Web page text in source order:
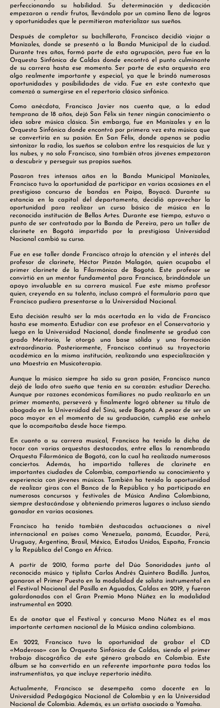
perfeccionando su habilidad. Su determinación y dedicación
empezaron a rendir frutos, llevándolo por un camino lleno de logros
y oportunidades que le permitieron materializar sus sueños.
Después de completar su bachillerato, Francisco decidió viajar a
Manizales, donde se presentó a la Banda Municipal de la ciudad.
Durante tres años, formó parte de esta agrupación, pero fue en la
Orquesta Sinfónica de Caldas donde encontró el punto culminante
de su carrera hasta ese momento. Ser parte de esta orquesta era
algo realmente importante y especial, ya que le brindó numerosas
oportunidades y posibilidades de vida. Fue en este contexto que
comenzó a sumergirse en el repertorio clásico sinfónico.
Como anécdota, Francisco Javier nos cuenta que, a la edad
temprana de 18 años, dejó San Félix sin tener ningún conocimiento o
idea sobre música clásica. Sin embargo, fue en Manizales y en la
Orquesta Sinfónica donde encontró por primera vez esta música que
se convertiría en su pasión. En San Félix, donde apenas se podía
sintonizar la radio, los sueños se colaban entre los resquicios de luz y
las nubes, y no solo Francisco, sino también otros jóvenes empezaron
a descubrir y perseguir sus propios sueños.
Pasaron tres intensos años en la Banda Municipal Manizales,
Francisco tuvo la oportunidad de participar en varias ocasiones en el
prestigioso concurso de bandas en Paipa, Boyacá. Durante su
estancia en la capital del departamento, decidió aprovechar la
oportunidad para realizar un curso básico de música en la
reconocida institución de Bellas Artes. Durante ese tiempo, estuvo a
punto de ser contratado por la Banda de Pereira, pero un taller de
clarinete en Bogotá impartido por la prestigiosa Universidad
Nacional cambió su curso.
Fue en ese taller donde Francisco atrajo la atención y el interés del
profesor de clarinete, Héctor Pinzón Malagón, quien ocupaba el
primer clarinete de la Filarmónica de Bogotá. Este profesor se
convirtió en un mentor fundamental para Francisco, brindándole un
apoyo invaluable en su carrera musical. Fue este mismo profesor
quien, creyendo en su talento, incluso compró el formulario para que
Francisco pudiera presentarse a la Universidad Nacional.
Esta decisión resultó ser la más acertada en la vida de Francisco
hasta ese momento. Estudiar con ese profesor en el Conservatorio y
luego en la Universidad Nacional, donde finalmente se graduó con
grado Meritorio, le otorgó una base sólida y una formación
extraordinaria. Posteriormente, Francisco continuó su trayectoria
académica en la misma institución, realizando una especialización y
una Maestría en Musicoterapia.
Aunque la música siempre ha sido su gran pasión, Francisco nunca
dejó de lado otro sueño que tenía en su corazón: estudiar Derecho.
Aunque por razones económicas familiares no pudo realizarlo en un
primer momento, perseveró y finalmente logró obtener su título de
abogado en la Universidad del Sinú, sede Bogotá. A pesar de ser un
poco mayor en el momento de su graduación, cumplió ese anhelo
que lo acompañaba desde hace tiempo.
En cuanto a su carrera musical, Francisco ha tenido la dicha de
tocar con varias orquestas destacadas, entre ellas la renombrada
Orquesta Filarmónica de Bogotá, con la cual ha realizado numerosos
conciertos. Además, ha impartido talleres de clarinete en
importantes ciudades de Colombia, compartiendo su conocimiento y
experiencia con jóvenes músicos. También ha tenido la oportunidad
de realizar giras con el Banco de la República y ha participado en
numerosos concursos y festivales de Música Andina Colombiana,
siempre destacándose y obteniendo primeros lugares o incluso siendo
ganador en varias ocasiones.
Francisco ha tenido también destacadas actuaciones a nivel
internacional en países como Venezuela, panamá, Ecuador, Perú,
Uruguay, Argentina, Brasil, México, Estados Unidos, España, Francia
y la República del Congo en África.
A partir de 2010, forma parte del Dúo Sonoridades junto al
reconocido músico y tiplista Carlos Andrés Quintero Badillo. Juntos,
ganaron el Primer Puesto en la modalidad de solista instrumental en
el Festival Nacional del Pasillo en Aguadas, Caldas en 2019, y fueron
galardonados con el Gran Premio Mono Núñez en la modalidad
instrumental en 2020.
Es de anotar que el Festival y concurso Mono Núñez es el mas
importante certamen nacional de la Música andina colombiana.
En 2022, Francisco tuvo la oportunidad de grabar el CD
«Maderoso» con la Orquesta Sinfónica de Caldas, siendo el primer
trabajo discográfico de este género grabado en Colombia. Este
álbum se ha convertido en un referente importante para todos los
instrumentistas, ya que incluye repertorio inédito.
Actualmente, Francisco se desempeña como docente en la
Universidad Pedagógica Nacional de Colombia y en la Universidad
Nacional de Colombia. Además, es un artista asociado a Yamaha.